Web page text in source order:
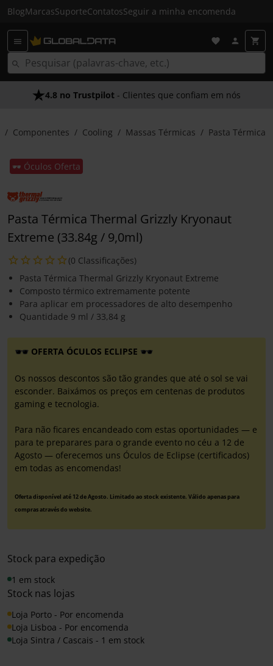
BlogMarcasSuporteContatosSeguir a minha encomenda
4.8 no Trustpilot - Clientes que confiam em nós
Componentes Cooling Massas Térmicas Pasta Térmica
🕶️ Óculos Oferta
Pasta Térmica Thermal Grizzly Kryonaut
Extreme (33.84g / 9,0ml)
(0 Classificações)
Pasta Térmica Thermal Grizzly Kryonaut Extreme
Composto térmico extremamente potente
Para aplicar em processadores de alto desempenho
Quantidade 9 ml / 33,84 g
OFERTA ÓCULOS ECLIPSE
Os nossos descontos são tão grandes que até o sol se vai
esconder. Baixámos os preços em centenas de produtos
gaming e tecnologia.
Para não ficares encandeado com estas oportunidades — e
para te preparares para o grande evento no céu a 12 de
Agosto — oferecemos uns Óculos de Eclipse (certificados)
em todas as encomendas!
Oferta disponível até 12 de Agosto. Limitado ao stock existente. Válido apenas para
compras através do website.
Stock para expedição
1 em stock
Stock nas lojas
Loja Porto - Por encomenda
Loja Lisboa - Por encomenda
Loja Sintra / Cascais - 1 em stock